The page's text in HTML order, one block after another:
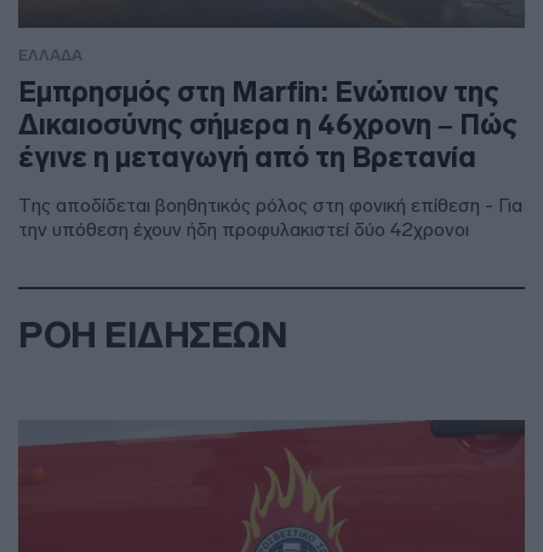
ΕΛΛΑΔΑ
Εμπρησμός στη Marfin: Ενώπιον της
Δικαιοσύνης σήμερα η 46χρονη – Πώς
έγινε η μεταγωγή από τη Βρετανία
Της αποδίδεται βοηθητικός ρόλος στη φονική επίθεση - Για
την υπόθεση έχουν ήδη προφυλακιστεί δύο 42χρονοι
ΡΟΗ ΕΙΔΗΣΕΩΝ